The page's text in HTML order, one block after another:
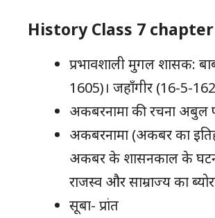
History Class 7
प्रभावशाली मुगल शासक:
1605)। जहाँगीर (16-5-
अकबरनामा की रचना
अकबरनामा (अकबर का
अकबर के शासनकाल के
राजस्व और साम्राज्य का
सूबा- प्रांत